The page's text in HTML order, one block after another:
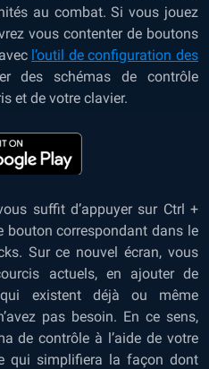
au combat. Si vous jouez
vous contenter de boutons
l’outil de configuration des
des schémas de contrôle
et de votre clavier.
suffit d’appuyer sur Ctrl +
bouton correspondant dans le
Sur ce nouvel écran, vous
actuels, en ajouter de
existent déjà ou même
pas besoin. En ce sens,
de contrôle à l’aide de votre
qui simplifiera la façon dont